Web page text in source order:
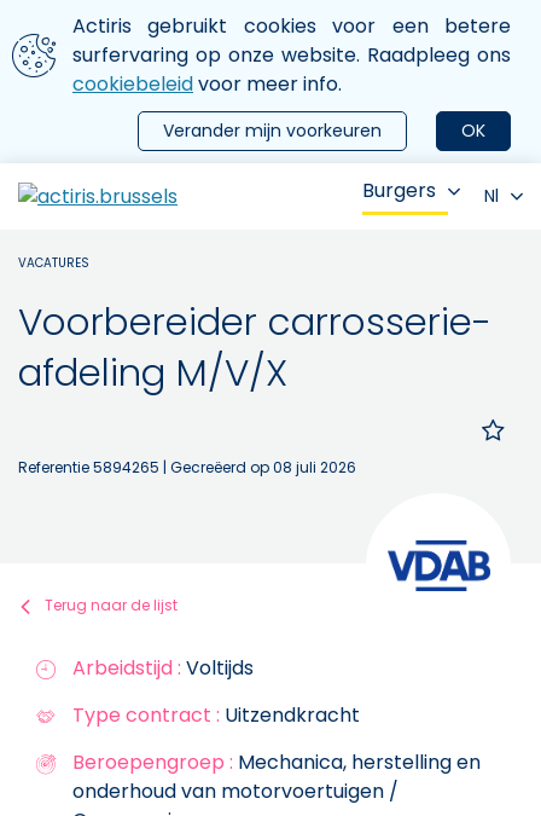
Aller au contenu principal
We gebruiken cookies
Actiris gebruikt cookies voor een betere
surfervaring op onze website. Raadpleeg ons
cookiebeleidvoor meer info.
OK
Verander mijn voorkeuren
le menu
Burgers Nl
VACATURES
Voorbereider carrosserie-
afdeling M/V/X
Referentie 5894265 | Gecreëerd op 08 juli 2026
Terug naar de lijst
Arbeidstijd : Voltijds
Type contract : Uitzendkracht
Beroepengroep : Mechanica, herstelling en
onderhoud van motorvoertuigen /